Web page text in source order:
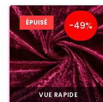
-49%
ÉPUISÉ
VUE RAPIDE